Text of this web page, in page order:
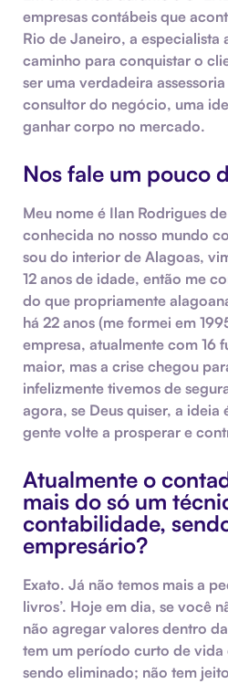
empresas contábeis que
Rio de Janeiro, a especialista
caminho para conquistar o
ser uma verdadeira
consultor do negócio, uma
ganhar corpo no mercado.
Nos fale um pouco
Meu nome é Ilan Rodrigues
conhecida no nosso mundo
sou do interior de Alagoas,
12 anos de idade, então me
do que propriamente
há 22 anos (me formei em
empresa, atualmente com 16
maior, mas a crise chegou
infelizmente tivemos de
agora, se Deus quiser, a ideia
gente volte a prosperar e
Atualmente o
mais do só um
contabilidade,
empresário?
Exato. Já não temos mais a
livros’. Hoje em dia, se você
não agregar valores dentro
tem um período curto de
sendo eliminado; não tem